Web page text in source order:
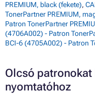
PREMIUM, black (fekete),
TonerPartner PREMIUM,
Patron TonerPartner
(4706A002) - Patron
BCI-6 (4705A002) - Patron
Olcsó patronokat
nyomtatóhoz